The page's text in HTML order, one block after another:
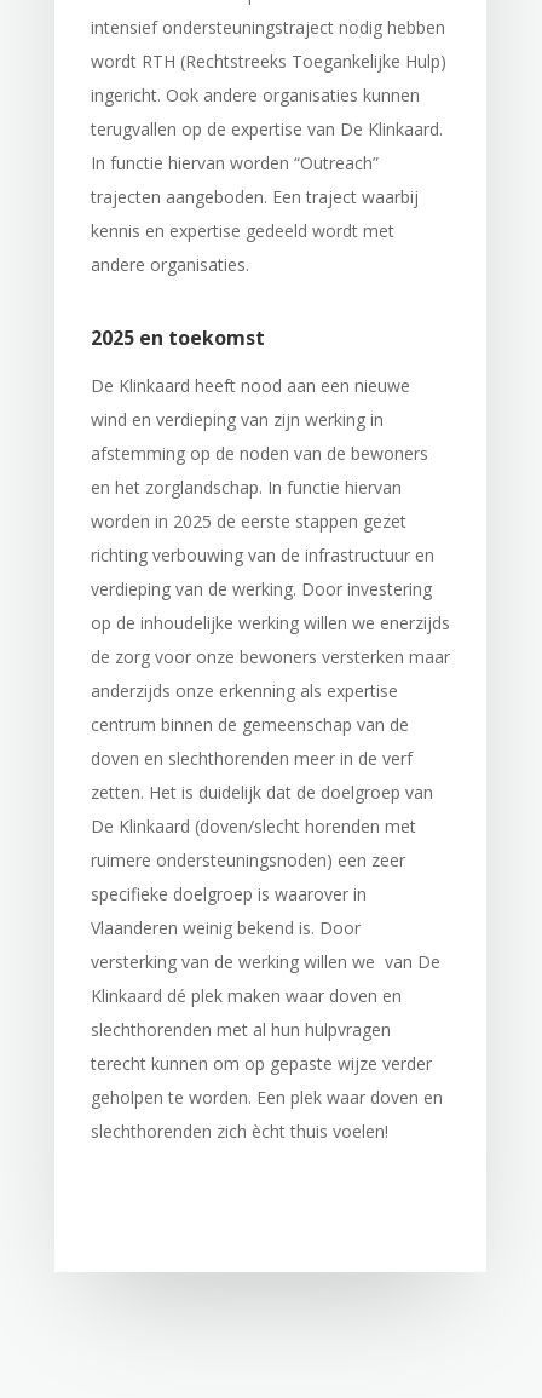
intensief ondersteuningstraject nodig hebben
wordt RTH (Rechtstreeks Toegankelijke Hulp)
ingericht. Ook andere organisaties kunnen
terugvallen op de expertise van De Klinkaard.
In functie hiervan worden “Outreach”
trajecten aangeboden. Een traject waarbij
kennis en expertise gedeeld wordt met
andere organisaties.
2025 en toekomst
De Klinkaard heeft nood aan een nieuwe
wind en verdieping van zijn werking in
afstemming op de noden van de bewoners
en het zorglandschap. In functie hiervan
worden in 2025 de eerste stappen gezet
richting verbouwing van de infrastructuur en
verdieping van de werking. Door investering
op de inhoudelijke werking willen we enerzijds
de zorg voor onze bewoners versterken maar
anderzijds onze erkenning als expertise
centrum binnen de gemeenschap van de
doven en slechthorenden meer in de verf
zetten. Het is duidelijk dat de doelgroep van
De Klinkaard (doven/slecht horenden met
ruimere ondersteuningsnoden) een zeer
specifieke doelgroep is waarover in
Vlaanderen weinig bekend is. Door
versterking van de werking willen we van De
Klinkaard dé plek maken waar doven en
slechthorenden met al hun hulpvragen
terecht kunnen om op gepaste wijze verder
geholpen te worden. Een plek waar doven en
slechthorenden zich ècht thuis voelen!